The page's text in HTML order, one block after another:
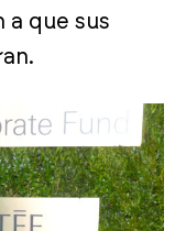
a que sus